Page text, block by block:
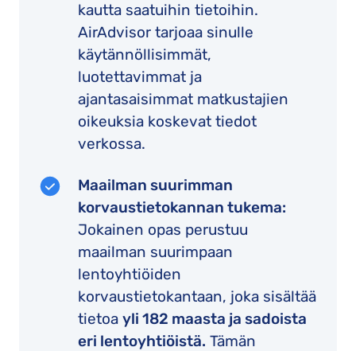
kautta saatuihin tietoihin.
AirAdvisor tarjoaa sinulle
käytännöllisimmät,
luotettavimmat ja
ajantasaisimmat matkustajien
oikeuksia koskevat tiedot
verkossa.
Maailman suurimman
korvaustietokannan tukema:
Jokainen opas perustuu
maailman suurimpaan
lentoyhtiöiden
korvaustietokantaan, joka sisältää
tietoa yli 182 maasta ja sadoista
eri lentoyhtiöistä. Tämän